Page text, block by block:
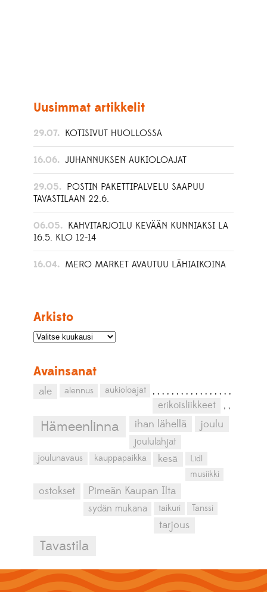
Uusimmat artikkelit
29.07. KOTISIVUT HUOLLOSSA
16.06. JUHANNUKSEN AUKIOLOAJAT
29.05. POSTIN PAKETTIPALVELU SAAPUU
TAVASTILAAN 22.6.
06.05. KAHVITARJOILU KEVÄÄN KUNNIAKSI LA
16.5. KLO 12-14
16.04. MERO MARKET AVAUTUU LÄHIAIKOINA
Arkisto
Avainsanat
ale ,
alennus ,
aukioloajat ,
erikoisliikkeet
,
Hämeenlinna
,
ihan lähellä
,
joulu
,
joululahjat
,
joulunavaus
,
kauppapaikka
,
kesä
,
Lidl
,
musiikki
,
ostokset
,
Pimeän Kaupan Ilta
,
sydän mukana
,
taikuri
,
Tanssi
,
tarjous
,
Tavastila